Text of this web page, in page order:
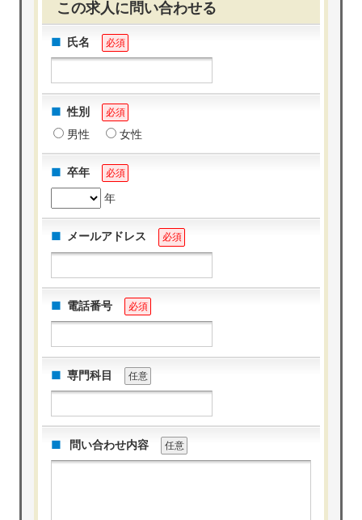
この求人に問い合わせる
氏名 必須
性別 必須
男性 女性
卒年 必須
年
メールアドレス 必須
電話番号 必須
専門科目 任意
問い合わせ内容 任意